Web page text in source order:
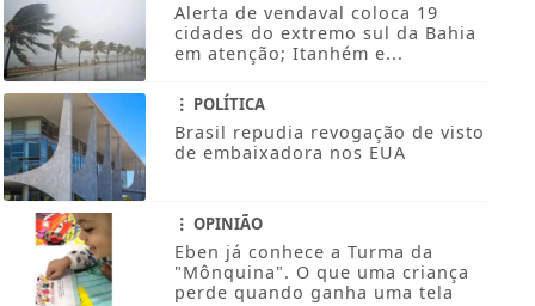
Alerta de vendaval coloca 19
cidades do extremo sul da Bahia
em atenção; Itanhém e...
POLÍTICA
Brasil repudia revogação de visto
de embaixadora nos EUA
OPINIÃO
Eben já conhece a Turma da
"Mônquina". O que uma criança
perde quando ganha uma tela